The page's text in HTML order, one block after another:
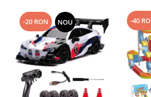
-20 RON NOU -40